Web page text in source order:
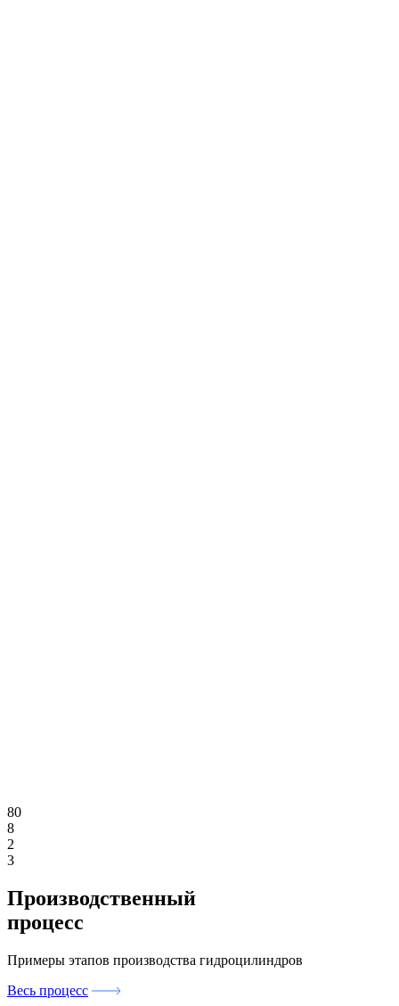
80
8
2
3
Производственный
процесс
Примеры этапов производства гидроцилиндров
Весь процесс